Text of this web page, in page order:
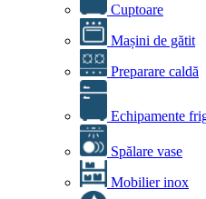
Cuptoare
Mașini de gătit
Preparare caldă
Echipamente
Spălare vase
Mobilier inox